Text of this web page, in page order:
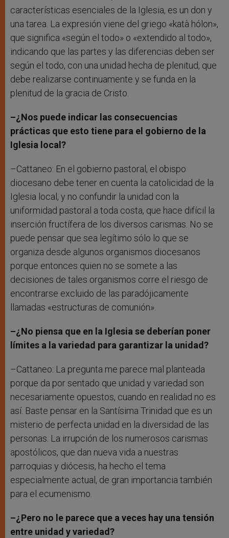
características esenciales de la Iglesia, es un don y
una tarea. La expresión viene del griego «katà hólon»,
que significa «según el todo» o «extendido al todo»,
indicando que las partes y las diferencias deben ser
según el todo, con una unidad hecha de plenitud, que
debe realizarse continuamente y se funda en la
plenitud de la gracia de Cristo.
–¿Nos puede indicar las consecuencias
prácticas que esto tiene para el gobierno de la
Iglesia local?
–Cattaneo: En el gobierno pastoral, el obispo
diocesano debe tener en cuenta la catolicidad de la
Iglesia local, y no confundir la unidad con la
uniformidad pastoral a toda costa, que hace difícil la
inserción fructífera de los diversos carismas. No se
puede pensar que sea legítimo sólo lo que se
organiza desde algunos organismos diocesanos
porque entonces quien no se somete a las
decisiones de tales organismos corre el riesgo de
encontrarse excluido de las paradójicamente
llamadas «estructuras de comunión».
–¿No piensa que en la Iglesia se deberían poner
límites a la variedad para garantizar la unidad?
–Cattaneo: La pregunta me parece mal planteada
porque da por sentado que unidad y variedad son
necesariamente opuestos, cuando en realidad no es
así. Baste pensar en la Santísima Trinidad que es un
misterio de perfecta unidad en la diversidad de las
personas. La irrupción de los numerosos carismas
apostólicos, que dan nueva vida a nuestras
parroquias y diócesis, ha hecho el tema
especialmente actual, de gran importancia también
para el ecumenismo.
–¿Pero no le parece que a veces hay una tensión
entre unidad y variedad?